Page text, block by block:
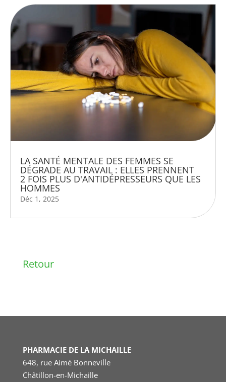
LA SANTÉ MENTALE DES FEMMES SE
DÉGRADE AU TRAVAIL : ELLES PRENNENT
2 FOIS PLUS D'ANTIDÉPRESSEURS QUE LES
HOMMES
Déc 1, 2025
Retour
PHARMACIE DE LA MICHAILLE
648, rue Aimé Bonneville
Châtillon-en-Michaille